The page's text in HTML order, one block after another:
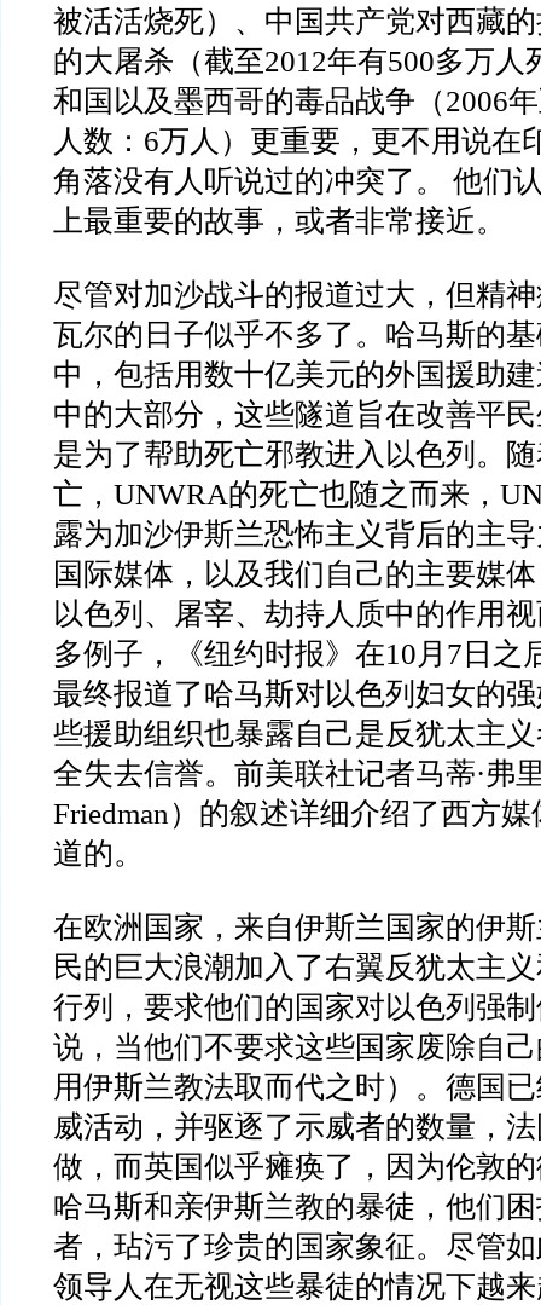
被活活烧死）、中国共产党对西藏
的大屠杀（截至2012年有500多万人
和国以及墨西哥的毒品战争（2006
人数：6万人）更重要，更不用说在
角落没有人听说过的冲突了。 他们
上最重要的故事，或者非常接近。
尽管对加沙战斗的报道过大，但精
瓦尔的日子似乎不多了。哈马斯的
中，包括用数十亿美元的外国援助
中的大部分，这些隧道旨在改善平
是为了帮助死亡邪教进入以色列。
亡，UNWRA的死亡也随之而来，
露为加沙伊斯兰恐怖主义背后的主
国际媒体，以及我们自己的主要媒
以色列、屠宰、劫持人质中的作用
多例子，《纽约时报》在10月7日之
最终报道了哈马斯对以色列妇女的
些援助组织也暴露自己是反犹太主
全失去信誉。前美联社记者马蒂·弗
Friedman）的叙述详细介绍了西方
道的。
在欧洲国家，来自伊斯兰国家的伊
民的巨大浪潮加入了右翼反犹太主
行列，要求他们的国家对以色列强
说，当他们不要求这些国家废除自
用伊斯兰教法取而代之时）。德国
威活动，并驱逐了示威者的数量，
做，而英国似乎瘫痪了，因为伦敦
哈马斯和亲伊斯兰教的暴徒，他们
者，玷污了珍贵的国家象征。尽管
领导人在无视这些暴徒的情况下越